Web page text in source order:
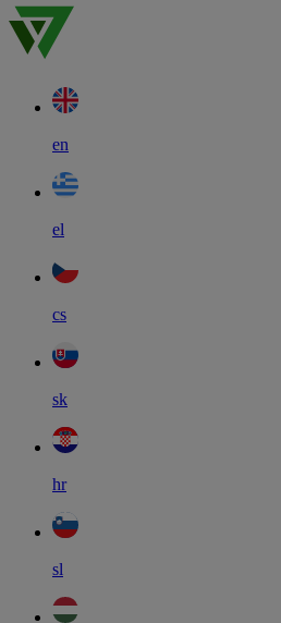
en
el
cs
sk
hr
sl